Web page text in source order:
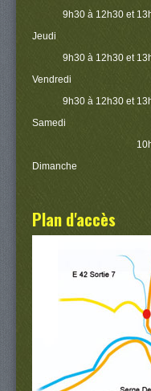
9h30 à 12h30 et
Jeudi
9h30 à 12h30 et
Vendredi
9h30 à 12h30 et
Samedi
Dimanche
Plan d'accès